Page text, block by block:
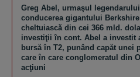
Greg Abel, urmaşul
conducerea gigantului
cheltuiască din cei 366 mld.
investiţii în cont. Abel a investit
bursă în T2, punând capăt unei
care în care conglomeratul din
acţiuni